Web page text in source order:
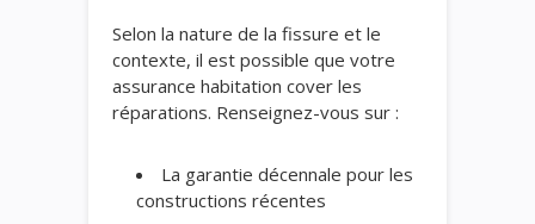
Selon la nature de la fissure et le
contexte, il est possible que votre
assurance habitation cover les
réparations. Renseignez-vous sur :
La garantie décennale pour les
constructions récentes